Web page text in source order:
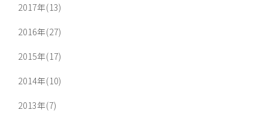
2017年(13)
2016年(27)
2015年(17)
2014年(10)
2013年(7)